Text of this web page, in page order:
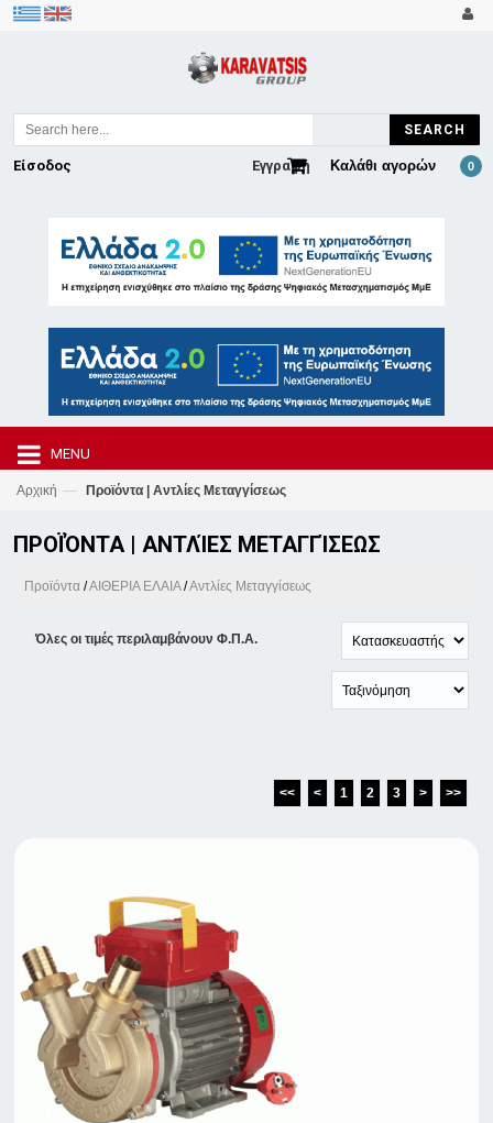
SEARCH
Καλάθι αγορών 0
Εγγραφή
Είσοδος
MENU
Αρχική — Προϊόντα | Αντλίες Μεταγγίσεως
ΠΡΟΪΌΝΤΑ | ΑΝΤΛΊΕΣ ΜΕΤΑΓΓΊΣΕΩΣ
Προϊόντα /ΑΙΘΕΡΙΑ ΕΛΑΙΑ/Αντλίες Μεταγγίσεως
Όλες οι τιμές περιλαμβάνουν Φ.Π.Α.
<< < 1 2 3 > >>